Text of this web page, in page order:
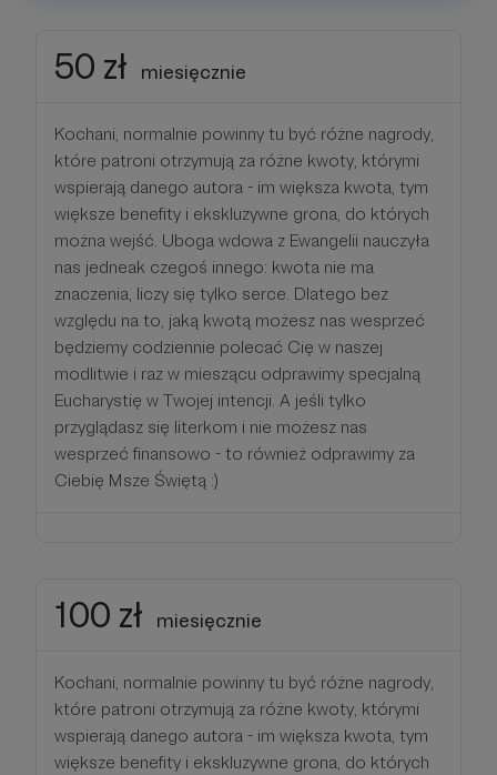
50 zł miesięcznie
Kochani, normalnie powinny tu być różne nagrody,
które patroni otrzymują za różne kwoty, którymi
wspierają danego autora - im większa kwota, tym
większe benefity i ekskluzywne grona, do których
można wejść. Uboga wdowa z Ewangelii nauczyła
nas jedneak czegoś innego: kwota nie ma
znaczenia, liczy się tylko serce. Dlatego bez
względu na to, jaką kwotą możesz nas wesprzeć
będziemy codziennie polecać Cię w naszej
modlitwie i raz w mieszącu odprawimy specjalną
Eucharystię w Twojej intencji. A jeśli tylko
przyglądasz się literkom i nie możesz nas
wesprzeć finansowo - to również odprawimy za
Ciebię Msze Świętą :)
100 zł miesięcznie
Kochani, normalnie powinny tu być różne nagrody,
które patroni otrzymują za różne kwoty, którymi
wspierają danego autora - im większa kwota, tym
większe benefity i ekskluzywne grona, do których